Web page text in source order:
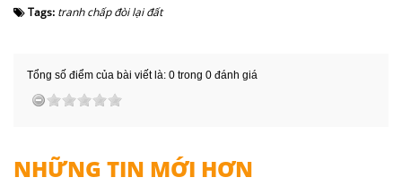
Tags: tranh chấp đòi lại đất
Tổng số điểm của bài viết là: 0 trong 0 đánh giá
NHỮNG TIN MỚI HƠN